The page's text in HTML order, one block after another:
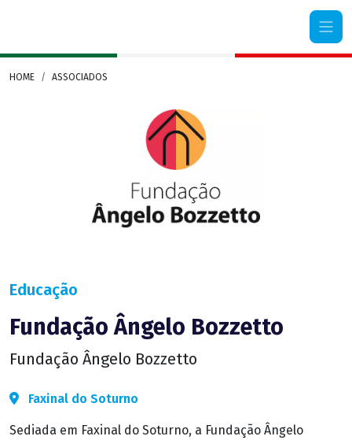
Camera di Commercio Italiana Rio Grande do
HOME ASSOCIADOS
Educação
Fundação Ângelo Bozzetto
Fundação Ângelo Bozzetto
Faxinal do Soturno
Sediada em Faxinal do Soturno, a Fundação Ângelo